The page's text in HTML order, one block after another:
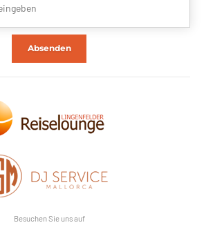
Absenden
Besuchen Sie uns auf